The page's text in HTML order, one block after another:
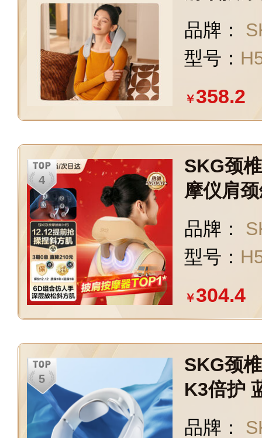
部肩膀
男女友
品牌：
型号：
￥358.2
SKG颈
摩仪肩
按摩器
母爸妈
【性价
肌】H5
品牌：
型号：
￥304.4
SKG颈
K3倍护
仪颈部
品牌：